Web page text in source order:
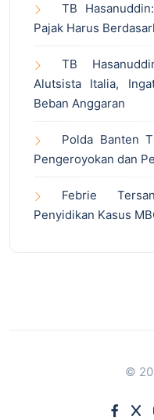
TB
Pajak Harus
TB
Alutsista Italia,
Beban Anggaran
Polda Banten
Pengeroyokan dan
Febrie
Penyidikan Kasus
©